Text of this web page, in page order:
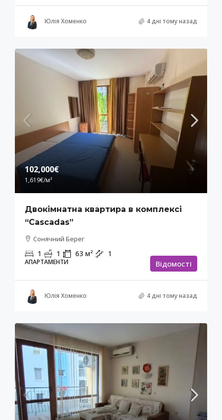
Юлія Хоменко 4 дні тому назад
102,000€
1,619€/м²
Двокімнатна квартира в комплексі
“Cascadas”
Сонячний Берег
1 1 63 м² 1
АПАРТАМЕНТИ Відомості
Юлія Хоменко 4 дні тому назад